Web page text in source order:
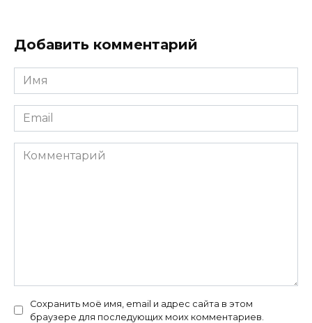
Добавить комментарий
Имя
*
Email
*
Комментарий
Сохранить моё имя, email и адрес сайта в этом
браузере для последующих моих комментариев.